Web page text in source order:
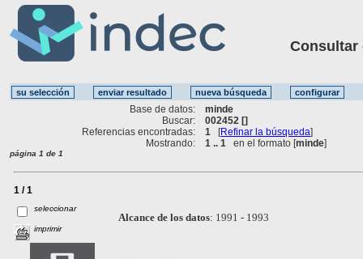
Consultar
Base de datos:
minde
Buscar:
002452 []
Referencias encontradas:
1 [Refinar la búsqueda]
Mostrando:
1 .. 1 en el formato [minde]
página 1 de 1
1 / 1
seleccionar
imprimir
Alcance de los datos: 1991 - 1993